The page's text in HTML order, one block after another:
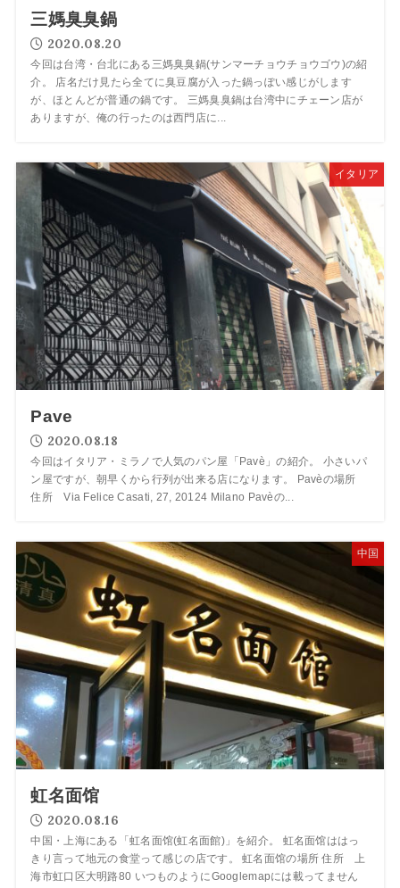
三媽臭臭鍋
2020.08.20
今回は台湾・台北にある三媽臭臭鍋(サンマーチョウチョウゴウ)の紹
介。 店名だけ見たら全てに臭豆腐が入った鍋っぽい感じがします
が、ほとんどが普通の鍋です。 三媽臭臭鍋は台湾中にチェーン店が
ありますが、俺の行ったのは西門店に...
イタリア
Pave
2020.08.18
今回はイタリア・ミラノで人気のパン屋「Pavè」の紹介。 小さいパ
ン屋ですが、朝早くから行列が出来る店になります。 Pavèの場所
住所 Via Felice Casati, 27, 20124 Milano Pavèの...
中国
虹名面馆
2020.08.16
中国・上海にある「虹名面馆(虹名面館)」を紹介。 虹名面馆ははっ
きり言って地元の食堂って感じの店です。 虹名面馆の場所 住所 上
海市虹口区大明路80 いつものようにGooglemapには載ってません